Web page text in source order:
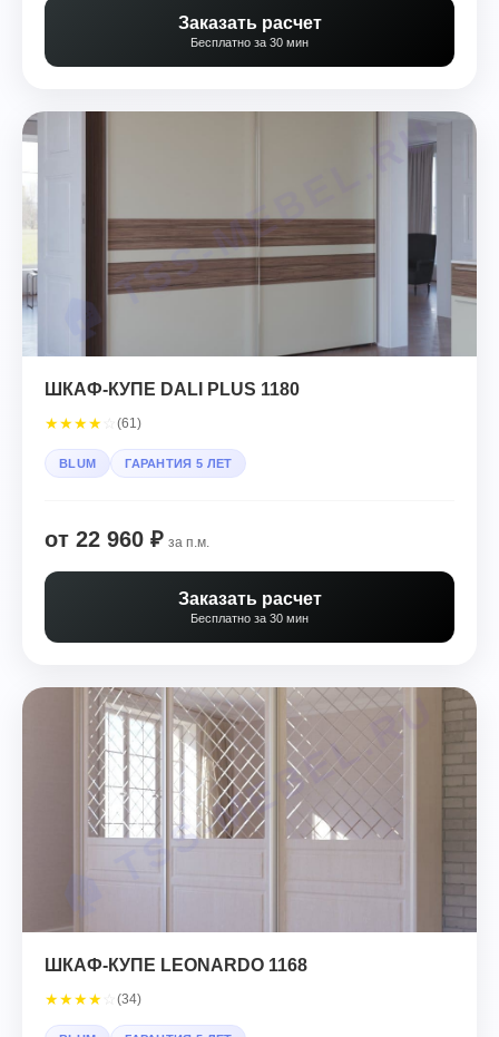
Заказать расчет
Бесплатно за 30 мин
ШКАФ-КУПЕ DALI PLUS 1180
★★★★ (61)
BLUM ГАРАНТИЯ 5 ЛЕТ
от 22 960 ₽ за п.м.
Заказать расчет
Бесплатно за 30 мин
ШКАФ-КУПЕ LEONARDO 1168
★★★★ (34)